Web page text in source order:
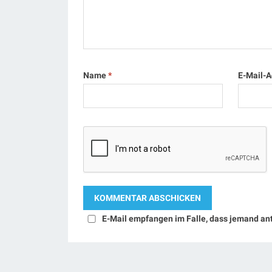
Name* E-Mail-
E-Mail empfangen im Falle, dass jemand